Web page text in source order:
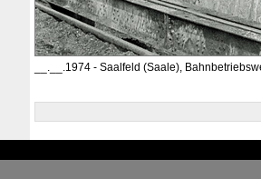
__.__.1974 - Saalfeld (Saale),